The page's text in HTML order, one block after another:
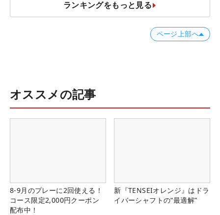
ランキングをもっと見る
ページ上部へ
オススメの記事
8-9月のプレーに2回使える！
コース限定2,000円クーポン
配布中！
新『TENSEIオレンジ』はドラ
イバーシャフトの“最適解”